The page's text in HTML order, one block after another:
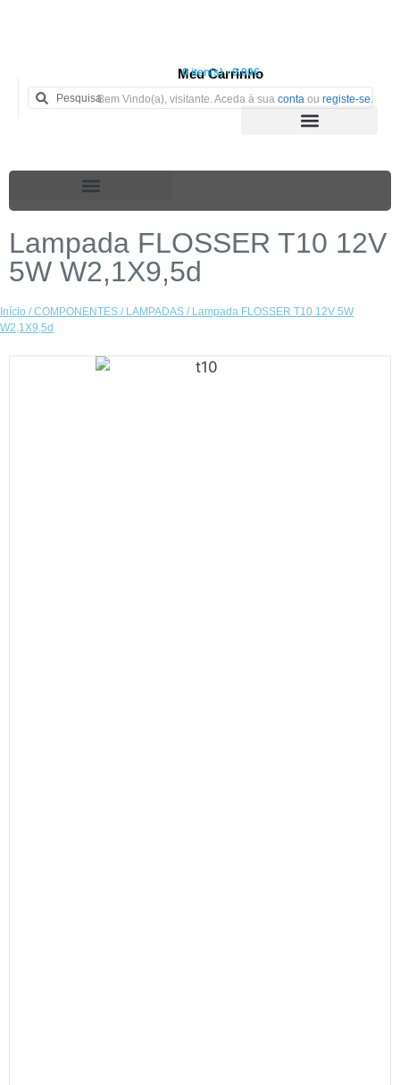
Meu Carrinho
0 iten(s) - 0.00€
Bem Vindo(a), visitante. Aceda à sua conta ou registe-se.
Lampada FLOSSER T10 12V
5W W2,1X9,5d
Início /COMPONENTES / LAMPADAS / Lampada FLOSSER T10 12V 5W
W2,1X9,5d